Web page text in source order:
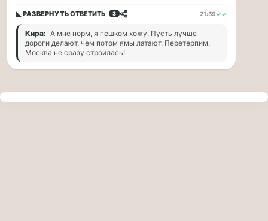
|
16:00
Петр
Ильич
из
◣ РАЗВЕРНУТЬОТВЕТИТЬ 3 21:59✓✓
Кира: А мне норм, я пешком хожу. Пусть лучше
дороги делают, чем потом ямы латают. Перетерпим,
Москва не сразу строилась!